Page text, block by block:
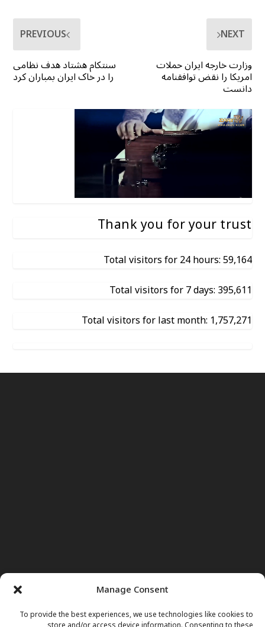
Manage Consent
To provide the best experiences, we use technologies like cookies to
PREVIOUS
سنتکام هشتاد هدف نظامی
را در خاک ایران بمباران کرد
NEXT
وزارت خارجه ایران حملات
امریکا را نقض توافقنامه
دانست
Thank you for your trust
Total visitors for 24 hours: 59,164
Total visitors for 7 days: 395,611
Total visitors for last month: 1,757,271